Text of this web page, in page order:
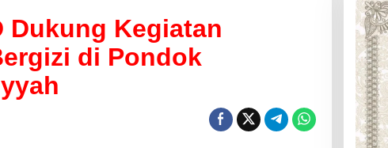
Dukung Kegiatan
di Pondok